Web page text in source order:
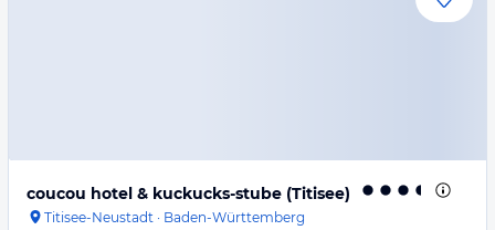
coucou hotel & kuckucks-stube (Titisee)
Titisee-Neustadt · Baden-Württemberg